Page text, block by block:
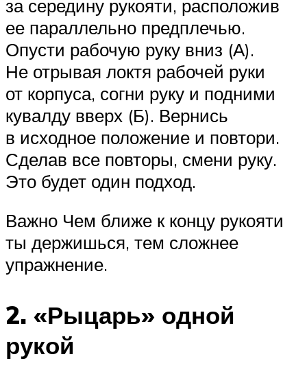
за середину рукояти, расположив
ее параллельно предплечью.
Опусти рабочую руку вниз (А).
Не отрывая локтя рабочей руки
от корпуса, согни руку и подними
кувалду вверх (Б). Вернись
в исходное положение и повтори.
Сделав все повторы, смени руку.
Это будет один подход.
Важно Чем ближе к концу рукояти
ты держишься, тем сложнее
упражнение.
2. «Рыцарь» одной
рукой